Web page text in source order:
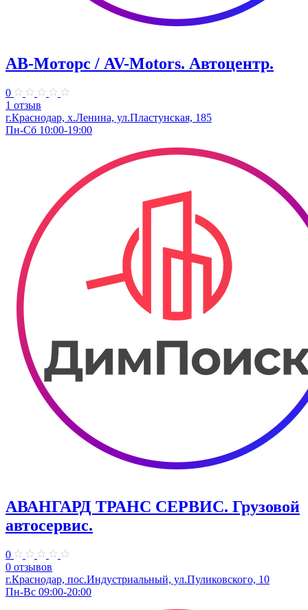
АВ-Моторс / AV-Motors. Автоцентр.
0
1 отзыв
г.Краснодар, х.Ленина, ул.Пластунская, 185
Пн-Сб 10:00-19:00
АВАНГАРД ТРАНС СЕРВИС. Грузовой
автосервис.
0
0 отзывов
г.Краснодар, пос.Индустриальный, ул.Пуликовского, 10
Пн-Вс 09:00-20:00